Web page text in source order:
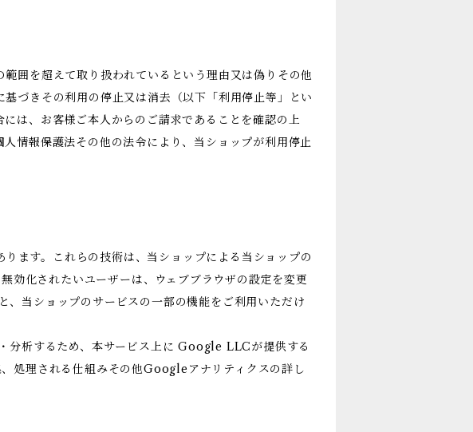
囲を超えて取り扱われているという理由又は偽りその他
づきその利用の停止又は消去（以下「利用停止等」とい
は、お客様ご本人からのご請求であることを確認の上
情報保護法その他の法令により、当ショップが利用停止
ます。これらの技術は、当ショップによる当ショップの
効化されたいユーザーは、ウェブブラウザの設定を変更
当ショップのサービスの一部の機能をご利用いただけ
分析するため、本サービス上に Google LLCが提供する
処理される仕組みその他Googleアナリティクスの詳し